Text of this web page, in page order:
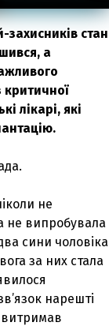
захисників стан
а
критичної
лікарі, які
не
не випробувала
сини чоловіка
за них стала
нарешті
витримав